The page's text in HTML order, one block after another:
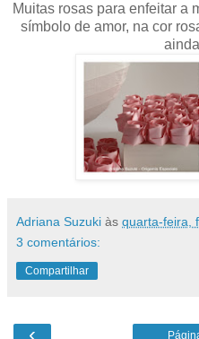
Muitas rosas para enfeitar a
símbolo de amor, na cor
Adriana Suzuki às quarta-feira,
3 comentários:
Compartilhar